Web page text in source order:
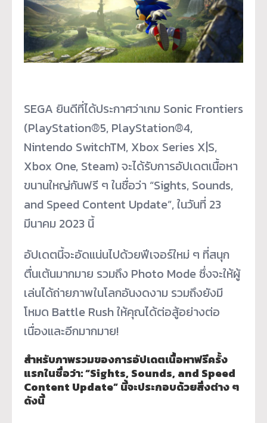
SEGA ยินดีที่ได้ประกาศว่าเกม Sonic Frontiers
(PlayStation®5, PlayStation®4,
Nintendo SwitchTM, Xbox Series X|S,
Xbox One, Steam) จะได้รับการอัปเดตเนื้อหา
ขนานใหญ่กันฟรี ๆ ในชื่อว่า “Sights, Sounds,
and Speed Content Update”, ในวันที่ 23
มีนาคม 2023 นี้
อัปเดตนี้จะอัดแน่นไปด้วยฟีเจอร์ใหม่ ๆ ที่สนุก
ตื่นเต้นมากมาย รวมถึง Photo Mode ซึ่งจะให้ผู้
เล่นได้ถ่ายภาพในโลกอันงดงาม รวมถึงยังมี
โหมด Battle Rush ให้คุณได้ต่อสู้อย่างต่อ
เนื่องและอีกมากมาย!
สำหรับภาพรวมของการอัปเดตเนื้อหาฟรีครั้ง
แรกในชื่อว่า: “Sights, Sounds, and Speed
Content Update” นี้จะประกอบด้วยสิ่งต่าง ๆ
ดังนี้